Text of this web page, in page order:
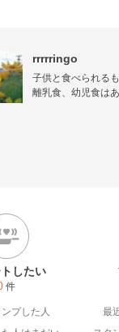
rrrrringo
子供と食べられる
離乳食、幼児食は
したい
件
プした人
最